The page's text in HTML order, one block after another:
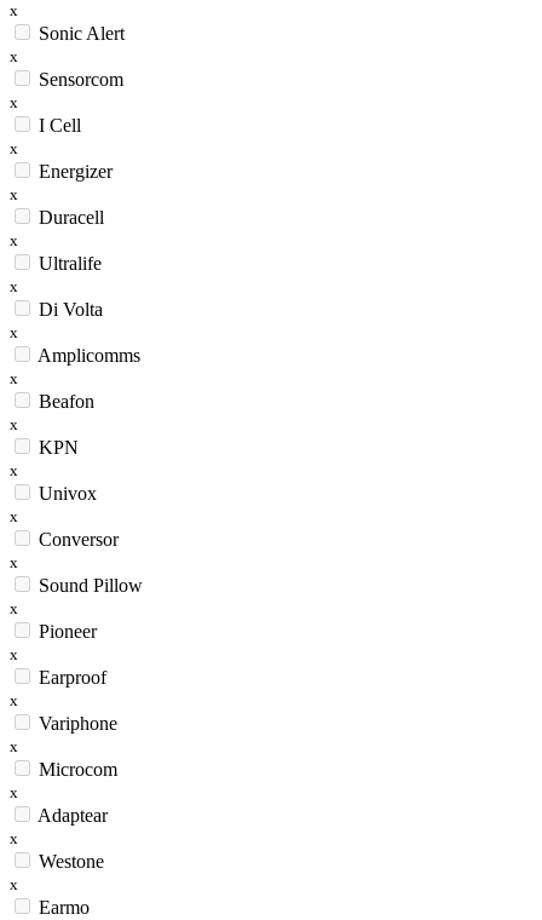
x
Sonic Alert
x
Sensorcom
x
I Cell
x
Energizer
x
Duracell
x
Ultralife
x
Di Volta
x
Amplicomms
x
Beafon
x
KPN
x
Univox
x
Conversor
x
Sound Pillow
x
Pioneer
x
Earproof
x
Variphone
x
Microcom
x
Adaptear
x
Westone
x
Earmo